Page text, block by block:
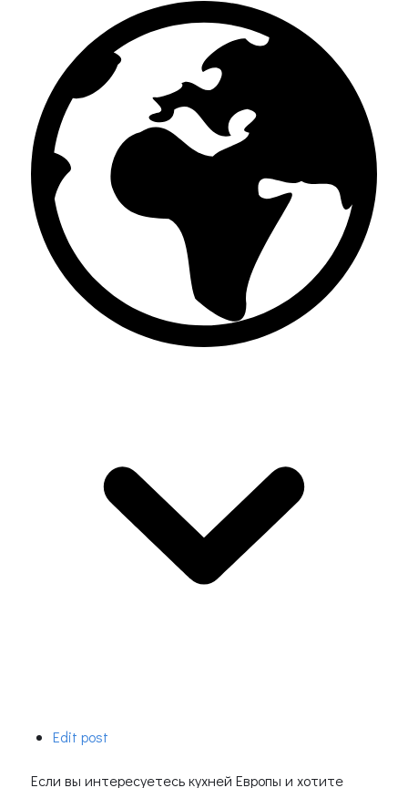
Edit post
Если вы интересуетесь кухней Европы и хотите